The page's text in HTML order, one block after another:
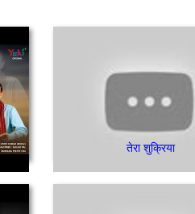
तेरा शुक्रिया